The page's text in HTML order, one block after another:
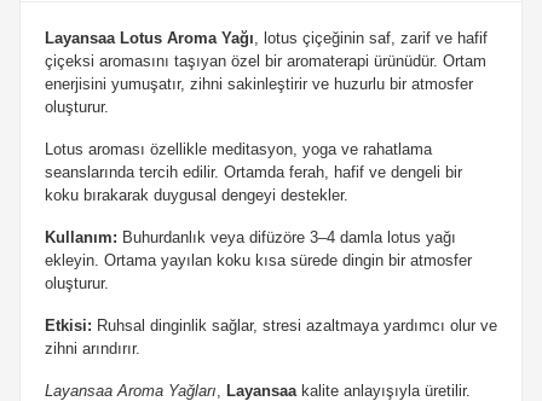
Layansaa Lotus Aroma Yağı , lotus çiçeğinin saf, zarif ve hafif
çiçeksi aromasını taşıyan özel bir aromaterapi ürünüdür. Ortam
enerjisini yumuşatır, zihni sakinleştirir ve huzurlu bir atmosfer
oluşturur.
Lotus aroması özellikle meditasyon, yoga ve rahatlama
seanslarında tercih edilir. Ortamda ferah, hafif ve dengeli bir
koku bırakarak duygusal dengeyi destekler.
Kullanım: Buhurdanlık veya difüzöre 3–4 damla lotus yağı
ekleyin. Ortama yayılan koku kısa sürede dingin bir atmosfer
oluşturur.
Etkisi: Ruhsal dinginlik sağlar, stresi azaltmaya yardımcı olur ve
zihni arındırır.
Layansaa Aroma Yağları Layansaakalite anlayışıyla üretilir.